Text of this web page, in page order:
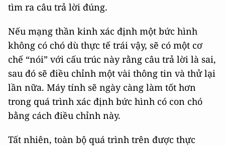
tìm ra câu trả lời đúng.
Nếu mạng thần kinh xác định một bức hình
không có chó dù thực tế trái vậy, sẽ có một cơ
chế “nói” với cấu trúc này rằng câu trả lời là sai,
sau đó sẽ điều chỉnh một vài thông tin và thử lại
lần nữa. Máy tính sẽ ngày càng làm tốt hơn
trong quá trình xác định bức hình có con chó
bằng cách điều chỉnh này.
Tất nhiên, toàn bộ quá trình trên được thực